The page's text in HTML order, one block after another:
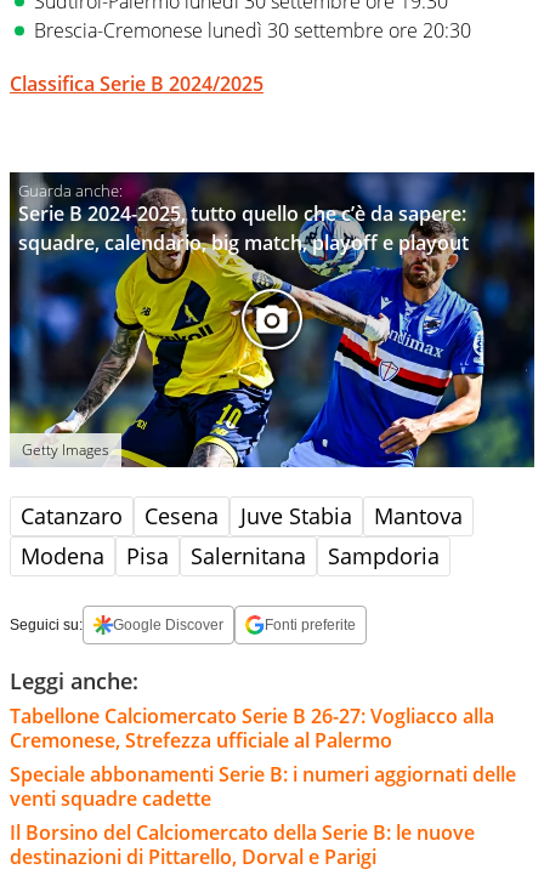
Brescia-Cremonese lunedì 30 settembre ore 20:30
Classifica Serie B 2024/2025
Serie B 2024-2025, tutto quello che c’è da sapere:
squadre, calendario, big match, playoff e playout
Getty Images
Catanzaro Cesena Juve Stabia
Mantova
Modena
Pisa Salernitana Sampdoria
Seguici su: Google Discover Fonti preferite
Leggi anche:
Tabellone Calciomercato Serie B 26-27: Vogliacco alla
Cremonese, Strefezza ufficiale al Palermo
Speciale abbonamenti Serie B: i numeri aggiornati delle
venti squadre cadette
Il Borsino del Calciomercato della Serie B: le nuove
destinazioni di Pittarello, Dorval e Parigi